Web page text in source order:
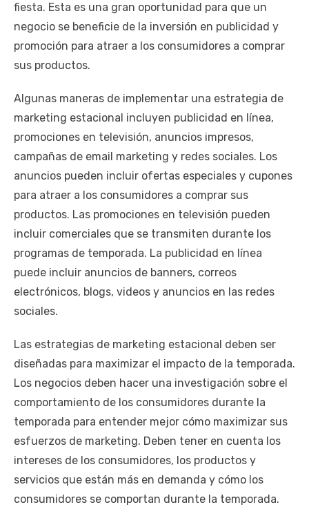
fiesta. Esta es una gran oportunidad para que un
negocio se beneficie de la inversión en publicidad y
promoción para atraer a los consumidores a comprar
sus productos.
Algunas maneras de implementar una estrategia de
marketing estacional incluyen publicidad en línea,
promociones en televisión, anuncios impresos,
campañas de email marketing y redes sociales. Los
anuncios pueden incluir ofertas especiales y cupones
para atraer a los consumidores a comprar sus
productos. Las promociones en televisión pueden
incluir comerciales que se transmiten durante los
programas de temporada. La publicidad en línea
puede incluir anuncios de banners, correos
electrónicos, blogs, videos y anuncios en las redes
sociales.
Las estrategias de marketing estacional deben ser
diseñadas para maximizar el impacto de la temporada.
Los negocios deben hacer una investigación sobre el
comportamiento de los consumidores durante la
temporada para entender mejor cómo maximizar sus
esfuerzos de marketing. Deben tener en cuenta los
intereses de los consumidores, los productos y
servicios que están más en demanda y cómo los
consumidores se comportan durante la temporada.